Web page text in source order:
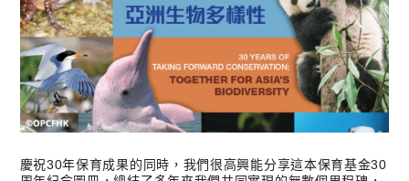
慶祝30年保育成果的同時，我們很高興能分享這本保育基金30